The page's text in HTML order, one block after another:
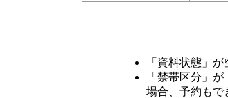
「資料状態」
「禁帯区分」
場合、予約もで